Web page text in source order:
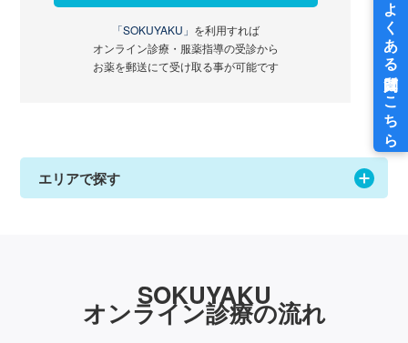
「SOKUYAKU」 を利用すれば
オンライン診療・服薬指導の受診から
お薬を郵送にて受け取る事が可能です
エリアで探す
SOKUYAKU
オンライン診療の流れ